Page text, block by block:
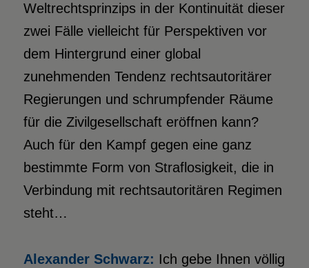
Weltrechtsprinzips in der Kontinuität dieser
zwei Fälle vielleicht für Perspektiven vor
dem Hintergrund einer global
zunehmenden Tendenz rechtsautoritärer
Regierungen und schrumpfender Räume
für die Zivilgesellschaft eröffnen kann?
Auch für den Kampf gegen eine ganz
bestimmte Form von Straflosigkeit, die in
Verbindung mit rechtsautoritären Regimen
steht…
Alexander Schwarz: Ich gebe Ihnen völlig